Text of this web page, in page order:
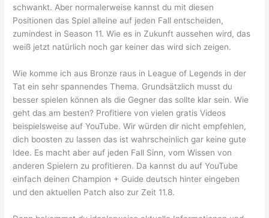
schwankt. Aber normalerweise kannst du mit diesen
Positionen das Spiel alleine auf jeden Fall entscheiden,
zumindest in Season 11. Wie es in Zukunft aussehen wird, das
weiß jetzt natürlich noch gar keiner das wird sich zeigen.
Wie komme ich aus Bronze raus in League of Legends in der
Tat ein sehr spannendes Thema. Grundsätzlich musst du
besser spielen können als die Gegner das sollte klar sein. Wie
geht das am besten? Profitiere von vielen gratis Videos
beispielsweise auf YouTube. Wir würden dir nicht empfehlen,
dich boosten zu lassen das ist wahrscheinlich gar keine gute
Idee. Es macht aber auf jeden Fall Sinn, vom Wissen von
anderen Spielern zu profitieren. Da kannst du auf YouTube
einfach deinen Champion + Guide deutsch hinter eingeben
und den aktuellen Patch also zur Zeit 11.8.